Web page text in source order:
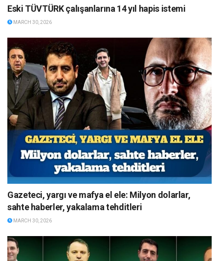
Eski TÜVTÜRK çalışanlarına 14 yıl hapis istemi
MARCH 30, 2026
Gazeteci, yargı ve mafya el ele: Milyon dolarlar,
sahte haberler, yakalama tehditleri
MARCH 30, 2026